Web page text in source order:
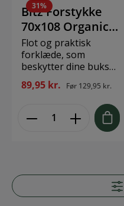
31%
Bitz Forstykke
70x108 Organic
Grey *
Flot og praktisk
forklæde, som
beskytter dine bukser
mod pletter og stænk
under madlavningen.
Forstykket, som det
hedder, er blevet til i
et samarbejde mellem
70x108 cm Materiale:
bomuld, GOTS-
89,95 kr. Før 129,95 kr.